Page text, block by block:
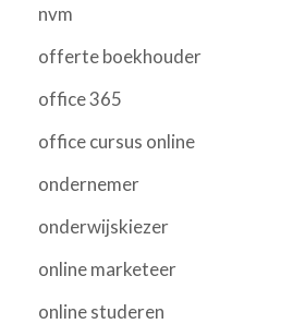
nvm
offerte boekhouder
office 365
office cursus online
ondernemer
onderwijskiezer
online marketeer
online studeren